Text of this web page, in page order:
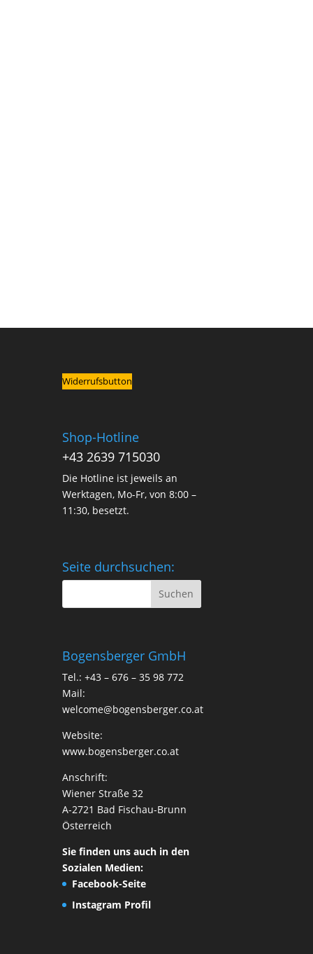
Widerrufsbutton
Shop-Hotline
+43 2639 715030
Die Hotline ist jeweils an
Werktagen, Mo-Fr, von 8:00 –
11:30, besetzt.
Seite durchsuchen:
Bogensberger GmbH
Tel.: +43 – 676 – 35 98 772
Mail:
welcome@bogensberger.co.at
Website:
www.bogensberger.co.at
Anschrift:
Wiener Straße 32
A-2721 Bad Fischau-Brunn
Österreich
Sie finden uns auch in den
Sozialen Medien:
Facebook-Seite
Instagram Profil